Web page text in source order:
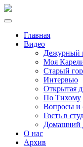
Главная
Видео
Дежурный
Моя
Старый
Интервью
Открытая
По Тихому
Вопросы и
Гость в
Домашний
О нас
Архив